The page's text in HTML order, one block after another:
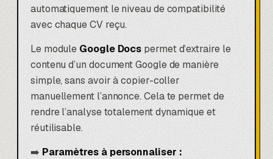
automatiquement le niveau de compatibilité
avec chaque CV reçu.
Le module Google Docs permet d’extraire le
contenu d’un document Google de manière
simple, sans avoir à copier-coller
manuellement l’annonce. Cela te permet de
rendre l’analyse totalement dynamique et
réutilisable.
➡️ Paramètres à personnaliser :